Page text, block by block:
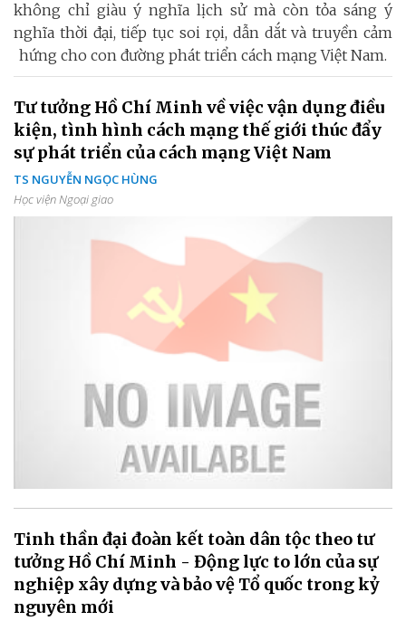
không chỉ giàu ý nghĩa lịch sử mà còn tỏa sáng ý
nghĩa thời đại, tiếp tục soi rọi, dẫn dắt và truyền cảm
hứng cho con đường phát triển cách mạng Việt Nam.
Tư tưởng Hồ Chí Minh về việc vận dụng điều
kiện, tình hình cách mạng thế giới thúc đẩy
sự phát triển của cách mạng Việt Nam
TS NGUYỄN NGỌC HÙNG
Học viện Ngoại giao
Tinh thần đại đoàn kết toàn dân tộc theo tư
tưởng Hồ Chí Minh - Động lực to lớn của sự
nghiệp xây dựng và bảo vệ Tổ quốc trong kỷ
nguyên mới